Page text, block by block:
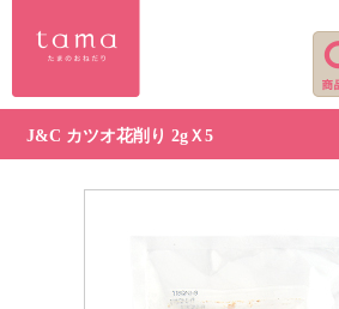
J&C カツオ花削り 2gＸ5